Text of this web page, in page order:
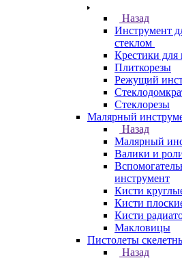
Назад
Инструмент
стеклом
Крестики для
Плиткорезы
Режущий
Стеклорезы
Малярный
Назад
Малярный
Валики и
инструмент
Кисти
Кисти
Кисти
Макловицы
Пистолеты
Назад